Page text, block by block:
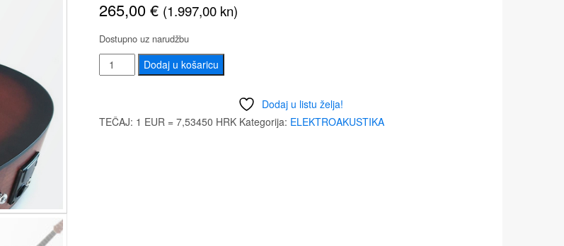
265,00€ (1.997,00 kn)
Dostupno uz narudžbu
AOSEN
D66C
EQKLT-
Dodaj u košaricu
Dodaj u listu želja!
TEČAJ: 1 EUR = 7,53450 HRK Kategorija: ELEKTROAKUSTIKA